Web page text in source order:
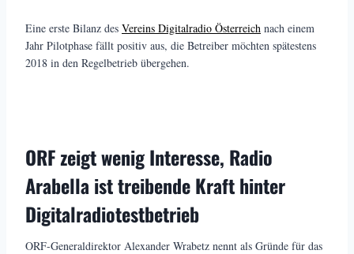
Eine erste Bilanz des Vereins Digitalradio Österreich nach einem
Jahr Pilotphase fällt positiv aus, die Betreiber möchten spätestens
2018 in den Regelbetrieb übergehen.
ORF zeigt wenig Interesse, Radio
Arabella ist treibende Kraft hinter
Digitalradiotestbetrieb
ORF-Generaldirektor Alexander Wrabetz nennt als Gründe für das